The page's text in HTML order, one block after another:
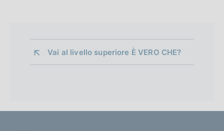
Vai al livello superiore È VERO CHE?